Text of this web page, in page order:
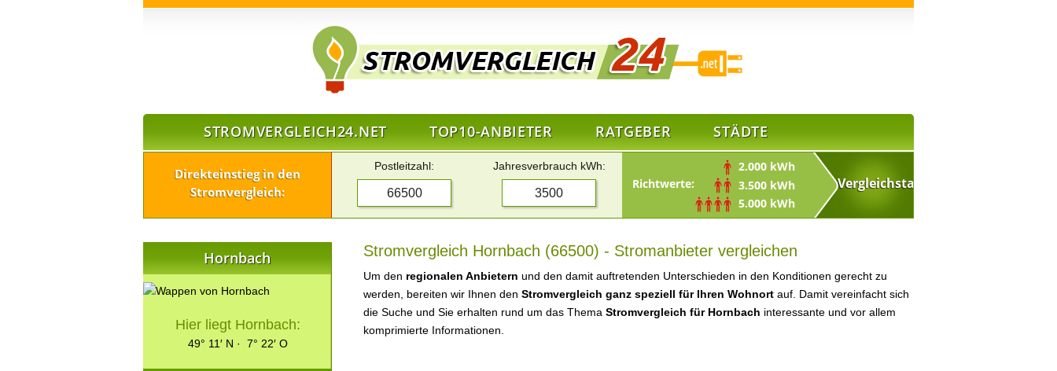
STROMVERGLEICH24.NET TOP10-ANBIETER RATGEBER STÄDTE
Direkteinstieg in den
Stromvergleich:
Postleitzahl: Jahresverbrauch kWh:
Richtwerte:
2.000 kWh
3.500 kWh
5.000 kWh
Stromvergleich Hornbach (66500) - Stromanbieter vergleichen
Um den regionalen Anbietern und den damit auftretenden Unterschieden in den Konditionen gerecht zu
werden, bereiten wir Ihnen den Stromvergleich ganz speziell für Ihren Wohnort auf. Damit vereinfacht sich
die Suche und Sie erhalten rund um das Thema Stromvergleich für Hornbach interessante und vor allem
komprimierte Informationen.
Hornbach
Hier liegt Hornbach:
49° 11′ N · 7° 22′ O